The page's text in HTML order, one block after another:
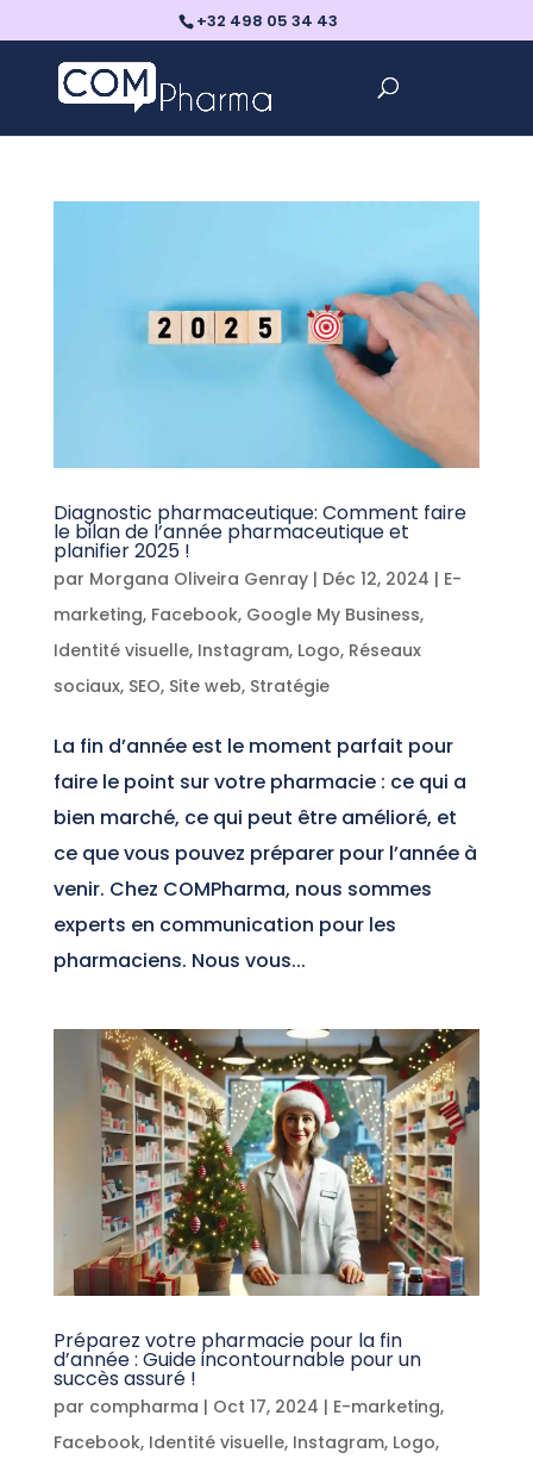
+32 498 05 34 43
Diagnostic pharmaceutique: Comment faire
le bilan de l’année pharmaceutique et
planifier 2025 !
par Morgana Oliveira Genray| Déc 12, 2024 | E-
marketing, Facebook, Google My Business,
Identité visuelle, Instagram, Logo, Réseaux
sociaux, SEO, Site web, Stratégie
La fin d’année est le moment parfait pour
faire le point sur votre pharmacie : ce qui a
bien marché, ce qui peut être amélioré, et
ce que vous pouvez préparer pour l’année à
venir. Chez COMPharma, nous sommes
experts en communication pour les
pharmaciens. Nous vous...
Préparez votre pharmacie pour la fin
d’année : Guide incontournable pour un
succès assuré !
par compharma | Oct 17, 2024 | E-marketing,
Facebook, Identité visuelle, Instagram, Logo,